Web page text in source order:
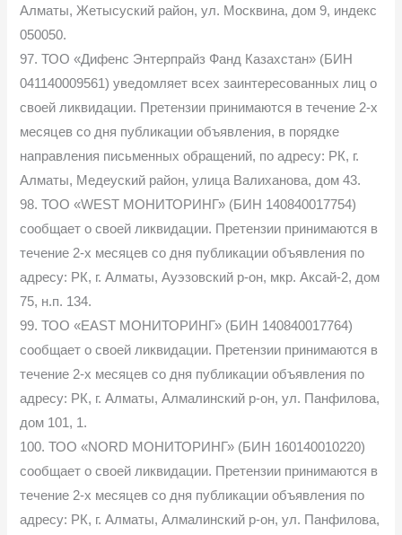
Алматы, Жетысуский район, ул. Москвина, дом 9, индекс
050050.
97. ТОО «Дифенс Энтерпрайз Фанд Казахстан» (БИН
041140009561) уведомляет всех заинтересованных лиц о
своей ликвидации. Претензии принимаются в течение 2-х
месяцев со дня публикации объявления, в порядке
направления письменных обращений, по адресу: РК, г.
Алматы, Медеуский район, улица Валиханова, дом 43.
98. ТОО «WEST МОНИТОРИНГ» (БИН 140840017754)
сообщает о своей ликвидации. Претензии принимаются в
течение 2-х месяцев со дня публикации объявления по
адресу: РК, г. Алматы, Ауэзовский р-он, мкр. Аксай-2, дом
75, н.п. 134.
99. ТОО «EAST МОНИТОРИНГ» (БИН 140840017764)
сообщает о своей ликвидации. Претензии принимаются в
течение 2-х месяцев со дня публикации объявления по
адресу: РК, г. Алматы, Алмалинский р-он, ул. Панфилова,
дом 101, 1.
100. ТОО «NORD МОНИТОРИНГ» (БИН 160140010220)
сообщает о своей ликвидации. Претензии принимаются в
течение 2-х месяцев со дня публикации объявления по
адресу: РК, г. Алматы, Алмалинский р-он, ул. Панфилова,